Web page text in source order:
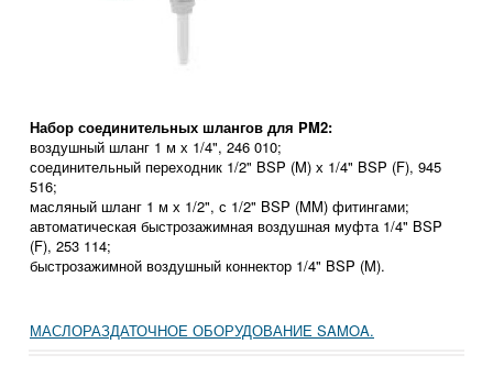
Набор соединительных шлангов для PM2:
воздушный шланг 1 м х 1/4", 246 010;
соединительный переходник 1/2" BSP (M) х 1/4" BSP (F), 945
516;
масляный шланг 1 м х 1/2", с 1/2" BSP (MM) фитингами;
автоматическая быстрозажимная воздушная муфта 1/4" BSP
(F), 253 114;
быстрозажимной воздушный коннектор 1/4" BSP (M).
МАСЛОРАЗДАТОЧНОЕ ОБОРУДОВАНИЕ SAMOA.